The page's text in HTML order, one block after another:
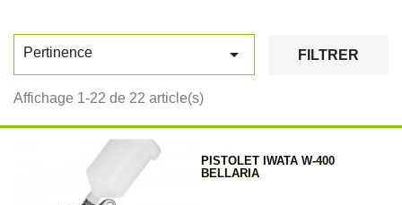
Pertinence  FILTRER
Affichage 1-22 de 22 article(s)
PISTOLET IWATA W-400
BELLARIA